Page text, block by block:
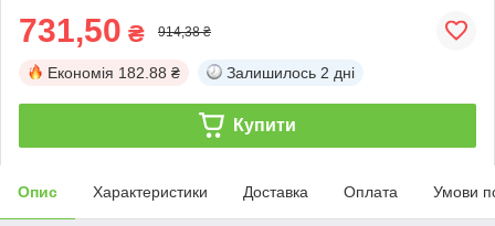
731,50 ₴ 914,38 ₴
Економія 182.88 ₴ Залишилось 2 дні
Купити
Опис Характеристики Доставка Оплата Умови